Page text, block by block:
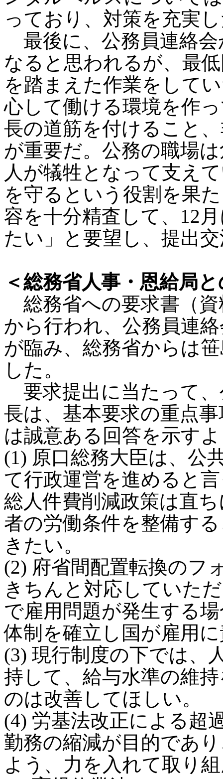
っており、対策を充実
最後に、公務員連絡会
なると思われるが、最
を踏まえた作業をして
心して働ける環境を作
長の道筋を付けること
が重要だ。公務の職場
人が犠牲となって支え
を守るという役割を果
容を十分精査して、12
たい」と要望し、提出
＜総務省人事・恩給局
総務省への要求書（資
から行われ、公務員連
が臨み、総務省からは
した。
要求提出に当たって、
長は、基本要求の重点
は誠意ある回答を示す
(1) 原口総務大臣は、公
て行政運営を進めると
総人件費削減政策は直
者の労働条件を整備す
きたい。
(2) 府省間配置転換のフ
きちんと対応していた
で雇用問題が発生する
体制を確立し国が雇用
(3) 現行制度の下では、
持して、給与水準の維
のは改善してほしい。
(4) 労基法改正による超
勤務の縮減が目的であ
よう、力を入れて取り